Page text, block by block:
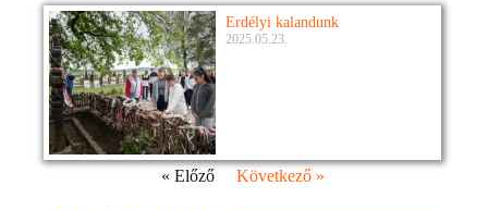
Erdélyi kalandunk
2025.05.23.
« Előző Következő »